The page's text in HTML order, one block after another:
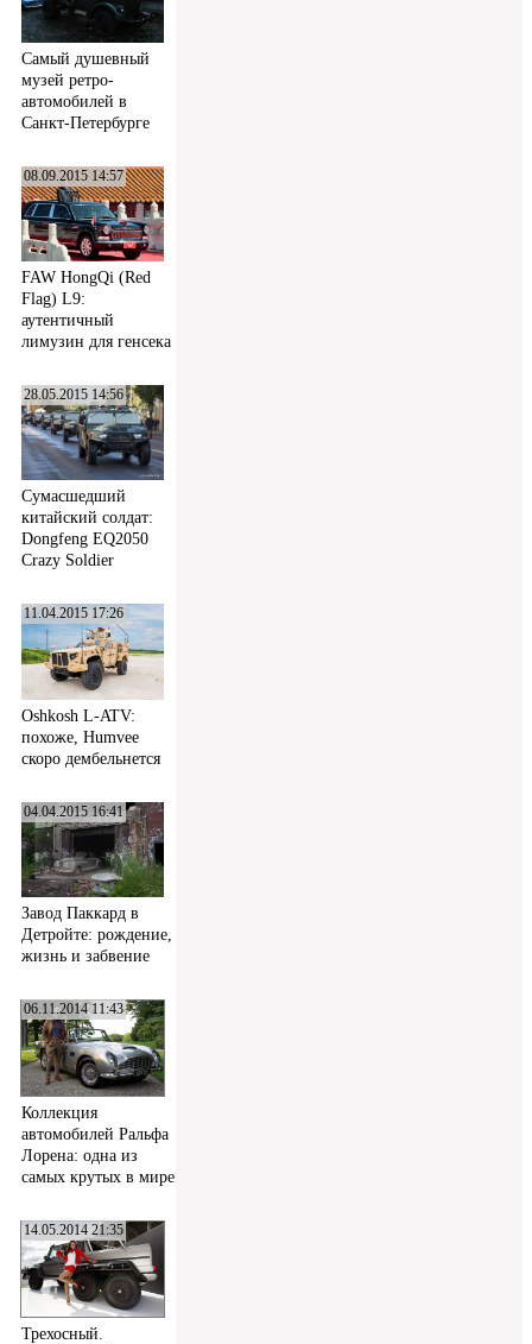
Самый душевный
музей ретро-
автомобилей в
Санкт-Петербурге
08.09.2015 14:57
FAW HongQi (Red
Flag) L9:
аутентичный
лимузин для генсека
28.05.2015 14:56
Сумасшедший
китайский солдат:
Dongfeng EQ2050
Crazy Soldier
11.04.2015 17:26
Oshkosh L-ATV:
похоже, Humvee
скоро дембельнется
04.04.2015 16:41
Завод Паккард в
Детройте: рождение,
жизнь и забвение
06.11.2014 11:43
Коллекция
автомобилей Ральфа
Лорена: одна из
самых крутых в мире
14.05.2014 21:35
Трехосный.